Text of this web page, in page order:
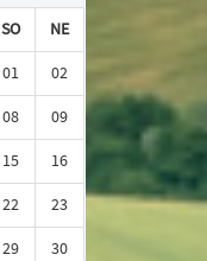
SO
NE
01
02
08
09
15
16
22
23
29
30